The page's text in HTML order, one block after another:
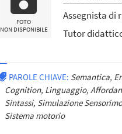
FOTO
NON DISPONIBILE
Assegnista di
Tutor
PAROLE CHIAVE: Semantica,
Cognition, Linguaggio,
Sintassi, Simulazione
Sistema motorio